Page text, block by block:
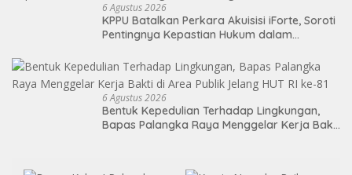
6 Agustus 2026
KPPU Batalkan Perkara Akuisisi iForte, Soroti
Pentingnya Kepastian Hukum dalam
6 Agustus 2026
Bentuk Kepedulian Terhadap Lingkungan,
Bapas Palangka Raya Menggelar Kerja Bakti